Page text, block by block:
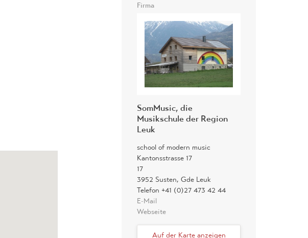
Firma
SomMusic, die
Musikschule der Region
Leuk
school of modern music
Kantonsstrasse 17
17
3952 Susten, Gde Leuk
Telefon +41 (0)27 473 42 44
E-Mail
Webseite
Auf der Karte anzeigen